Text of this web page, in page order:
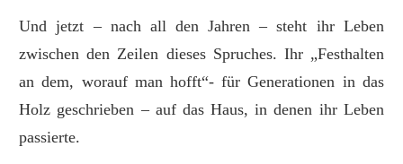
Und jetzt – nach all den Jahren – steht ihr Leben
zwischen den Zeilen dieses Spruches. Ihr „Festhalten
an dem, worauf man hofft“- für Generationen in das
Holz geschrieben – auf das Haus, in denen ihr Leben
passierte.